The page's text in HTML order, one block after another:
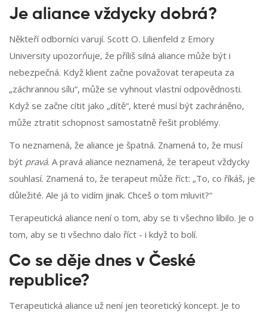
Je aliance vždycky dobrá?
Někteří odborníci varují. Scott O. Lilienfeld z Emory
University upozorňuje, že příliš silná aliance může být i
nebezpečná. Když klient začne považovat terapeuta za
„záchrannou sílu“, může se vyhnout vlastní odpovědnosti.
Když se začne cítit jako „dítě“, které musí být zachráněno,
může ztratit schopnost samostatně řešit problémy.
To neznamená, že aliance je špatná. Znamená to, že musí
být pravá. A pravá aliance neznamená, že terapeut vždycky
souhlasí. Znamená to, že terapeut může říct: „To, co říkáš, je
důležité. Ale já to vidím jinak. Chceš o tom mluvit?“
Terapeutická aliance není o tom, aby se ti všechno líbilo. Je o
tom, aby se ti všechno dalo říct - i když to bolí.
Co se děje dnes v České
republice?
Terapeutická aliance už není jen teoretický koncept. Je to